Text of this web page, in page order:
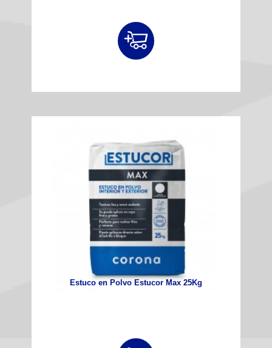
Estuco en Polvo Estucor Max 25Kg